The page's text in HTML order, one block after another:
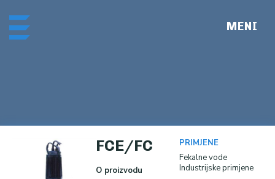
content
FCE/FC
O proizvodu
PRIMJENE
Fekalne vode
Industrijske primjene